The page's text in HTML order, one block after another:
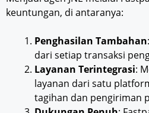
keuntungan, di antaranya:
Penghasilan Tambahan
dari setiap transaksi
Layanan Terintegrasi:
layanan dari satu
tagihan dan pengiriman